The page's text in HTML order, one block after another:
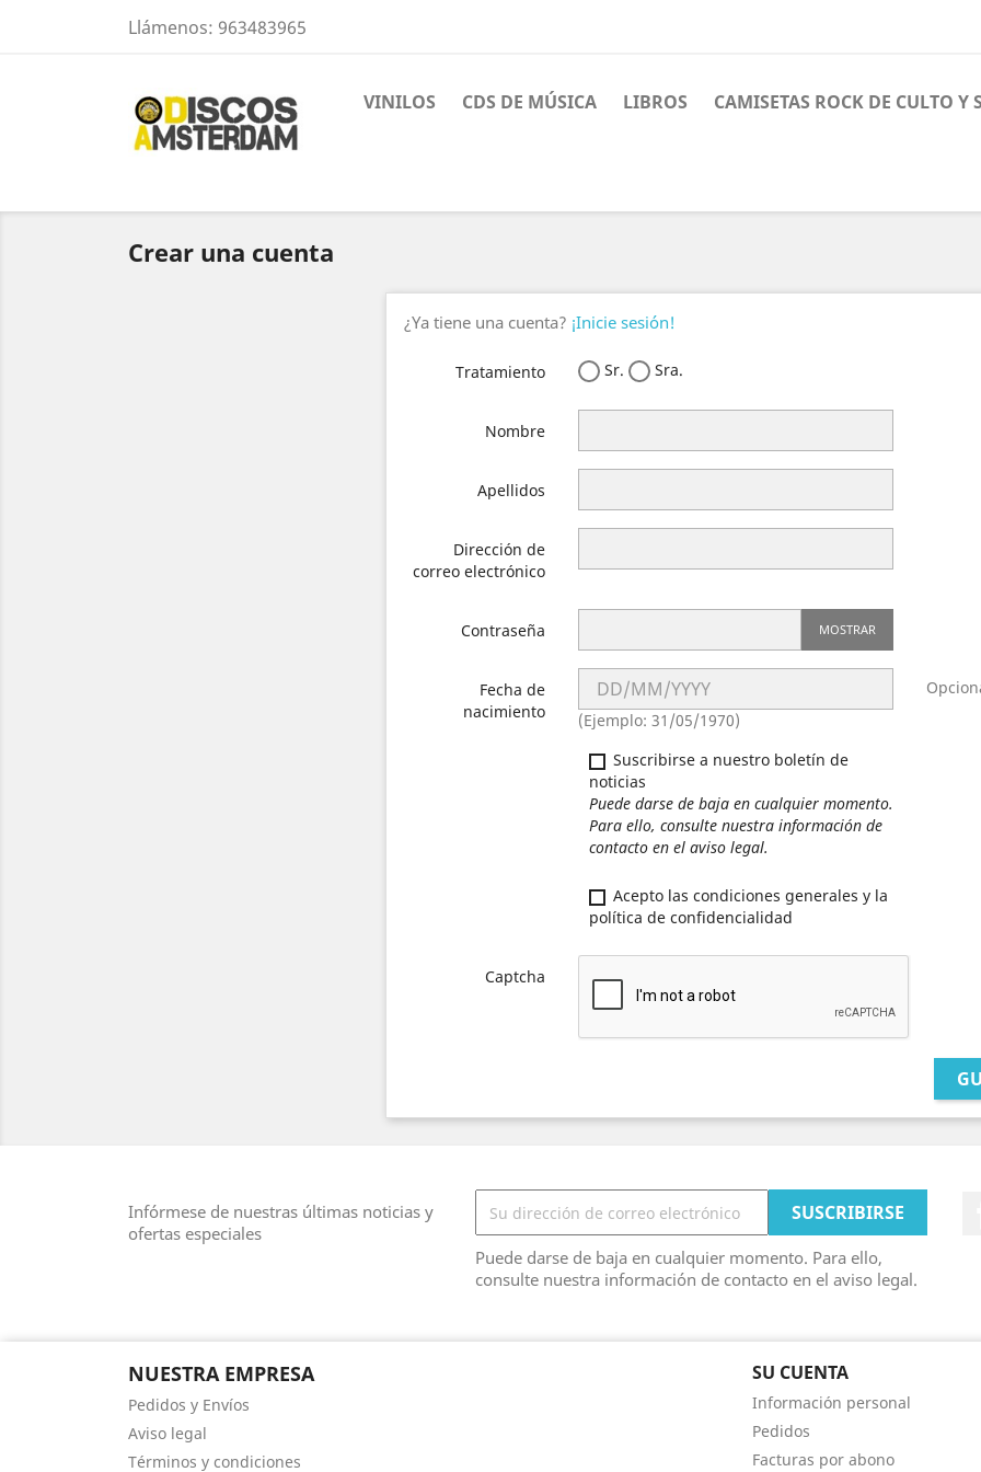
Llámenos: 963483965
VINILOS CDS DE MÚSICA LIBROS CAMISETAS ROCK DE CULTO Y
Crear una cuenta
¿Ya tiene una cuenta? ¡Inicie sesión!
Tratamiento Sr. Sra.
Nombre
Apellidos
Dirección de
correo electrónico
Contraseña MOSTRAR
Fecha de
nacimiento
(Ejemplo: 31/05/1970)
Suscribirse a nuestro boletín de
noticias
Puede darse de baja en cualquier momento.
Para ello, consulte nuestra información de
contacto en el aviso legal.
Acepto las condiciones generales y la
política de confidencialidad
Captcha
Infórmese de nuestras últimas noticias y
ofertas especiales
Puede darse de baja en cualquier momento. Para ello,
consulte nuestra información de contacto en el aviso legal.
NUESTRA EMPRESA
Pedidos y Envíos
Aviso legal
Términos y condiciones
SU CUENTA
Información personal
Pedidos
Facturas por abono